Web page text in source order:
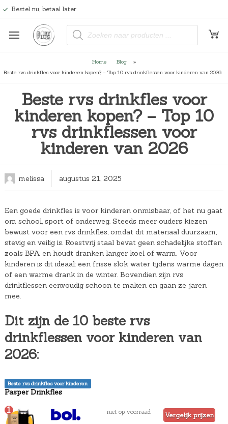
Bestel nu, betaal later
P
t
o
e
k
e
n
Home Blog
»
Beste rvs drinkfles voor kinderen kopen? – Top 10 rvs drinkflessen voor kinderen van 2026
Beste rvs drinkfles voor
kinderen kopen? – Top 10
rvs drinkflessen voor
kinderen van 2026
melissa augustus 21, 2025
Een goede drinkfles is voor kinderen onmisbaar, of het nu gaat
om school, sport of onderweg. Steeds meer ouders kiezen
bewust voor een rvs drinkfles, omdat dit materiaal duurzaam,
stevig en veilig is. Roestvrij staal bevat geen schadelijke stoffen
zoals BPA en houdt dranken langer koel of warm. Voor
kinderen is dit ideaal: een frisse slok water tijdens warme dagen
of een warme drank in de winter. Bovendien zijn rvs
drinkflessen eenvoudig schoon te maken en gaan ze jaren
mee.
Dit zijn de 10 beste rvs
drinkflessen voor kinderen van
2026:
Beste rvs drinkfles voor kinderen
Pasper Drinkfles
1 niet op voorraad Vergelijk prijzen